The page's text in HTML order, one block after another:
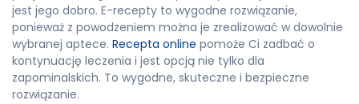
jest jego dobro. E-recepty to wygodne rozwiązanie,
ponieważ z powodzeniem można je zrealizować w dowolnie
wybranej aptece. Recepta online pomoże Ci zadbać o
kontynuację leczenia i jest opcją nie tylko dla
zapominalskich. To wygodne, skuteczne i bezpieczne
rozwiązanie.